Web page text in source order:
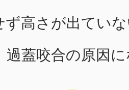
ず高さが出てい
過蓋咬合の原因